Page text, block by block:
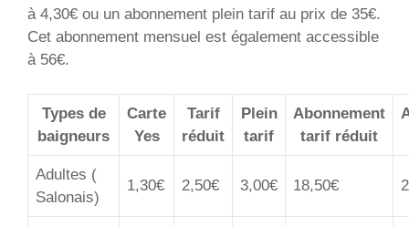
à 4,30€ ou un abonnement plein tarif au prix de 35€.
Cet abonnement mensuel est également accessible
à 56€.
Types de
baigneurs
Carte
Yes
Tarif
réduit
Plein
tarif
Abonnement
tarif réduit
Adultes (
Salonais)
1,30€ 2,50€ 3,00€ 18,50€